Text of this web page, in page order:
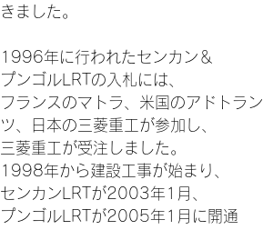
きました。
1996年に行われたセンカン＆
プンゴルLRTの入札には、
フランスのマトラ、米国のアドトラン
ツ、日本の三菱重工が参加し、
三菱重工が受注しました。
1998年から建設工事が始まり、
センカンLRTが2003年1月、
プンゴルLRTが2005年1月に開通